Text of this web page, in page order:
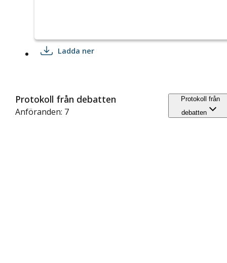
Ladda ner
Protokoll från debatten
Anföranden: 7
Protokoll från
debatten